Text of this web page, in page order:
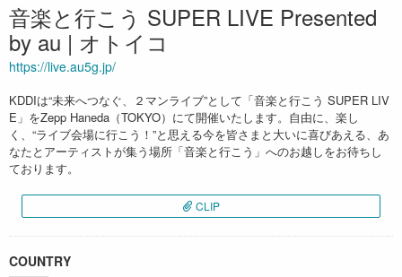
音楽と行こう SUPER LIVE Presented
by au | オトイコ
https://live.au5g.jp/
KDDIは“未来へつなぐ、２マンライブ”として「音楽と行こう SUPER LIV
E」をZepp Haneda（TOKYO）にて開催いたします。自由に、楽し
く、“ライブ会場に行こう！”と思える今を皆さまと大いに喜びあえる、あ
なたとアーティストが集う場所「音楽と行こう」へのお越しをお待ちし
ております。
CLIP
COUNTRY